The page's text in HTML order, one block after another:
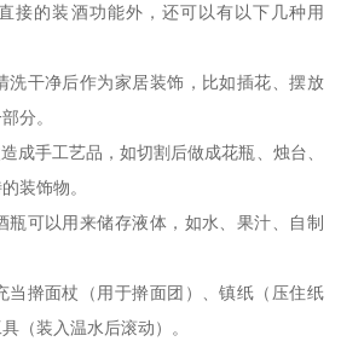
接的装酒功能外，还可以有以下几种用
洗干净后作为家居装饰，比如插花、摆放
分。
成手工艺品，如切割后做成花瓶、烛台、
装饰物。
瓶可以用来储存液体，如水、果汁、自制
当擀面杖（用于擀面团）、镇纸（压住纸
（装入温水后滚动）。